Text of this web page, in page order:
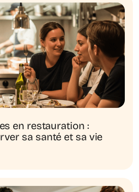
en restauration :
sa santé et sa vie